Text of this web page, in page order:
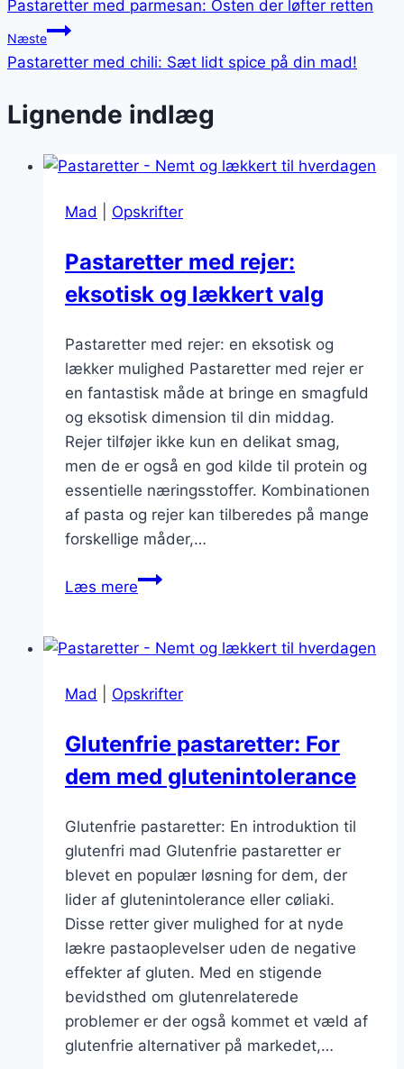
Pastaretter med parmesan: Osten der løfter retten
Næste
Pastaretter med chili: Sæt lidt spice på din mad!
Lignende indlæg
Mad Opskrifter
Pastaretter med rejer:
eksotisk og lækkert valg
Pastaretter med rejer: en eksotisk og
lækker mulighed Pastaretter med rejer er
en fantastisk måde at bringe en smagfuld
og eksotisk dimension til din middag.
Rejer tilføjer ikke kun en delikat smag,
men de er også en god kilde til protein og
essentielle næringsstoffer. Kombinationen
af pasta og rejer kan tilberedes på mange
forskellige måder,…
Læs merePastaretter
eksotisk
lækkert
Mad Opskrifter
Glutenfrie pastaretter: For
dem med glutenintolerance
Glutenfrie pastaretter: En introduktion til
glutenfri mad Glutenfrie pastaretter er
blevet en populær løsning for dem, der
lider af glutenintolerance eller cøliaki.
Disse retter giver mulighed for at nyde
lækre pastaoplevelser uden de negative
effekter af gluten. Med en stigende
bevidsthed om glutenrelaterede
problemer er der også kommet et væld af
glutenfrie alternativer på markedet,…